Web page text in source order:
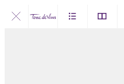
mercredi 5